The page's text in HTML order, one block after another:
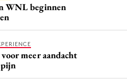
WNL beginnen
meer aandacht
pijn